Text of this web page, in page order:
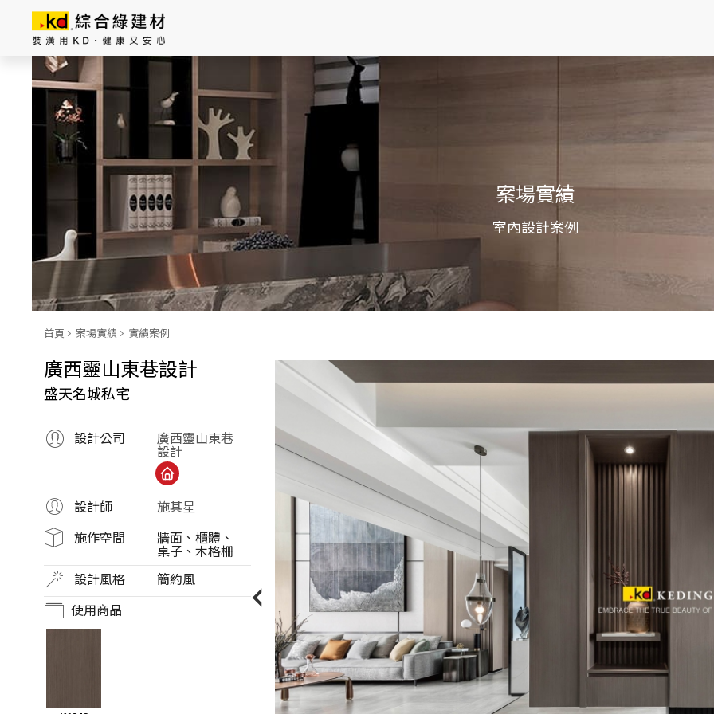
主
導
覽
科
定
企
業
股
份
有
限
公
案場實績
室內設計案例
首頁 案場實績 實績案例
廣西靈山東巷設計
盛天名城私宅
設計公司
廣西靈山東巷
設計
設計師 施其星
施作空間
牆面、櫃體、
桌子、木格柵
設計風格
簡約風
使用商品
總公司資訊